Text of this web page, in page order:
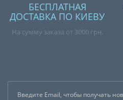
БЕСПЛАТНАЯ
ДОСТАВКА ПО КИЕВУ
На сумму заказа от 3000 грн.